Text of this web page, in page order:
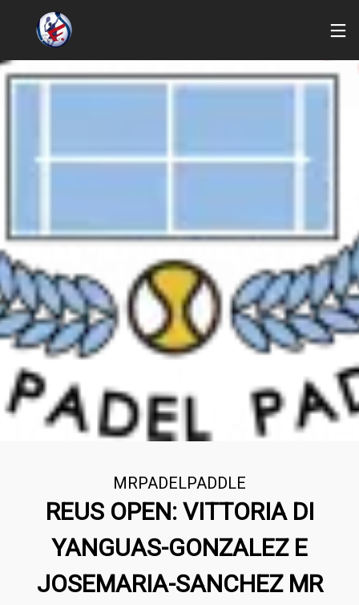
MRPADELPADDLE
REUS OPEN: VITTORIA DI
YANGUAS-GONZALEZ E
JOSEMARIA-SANCHEZ MR